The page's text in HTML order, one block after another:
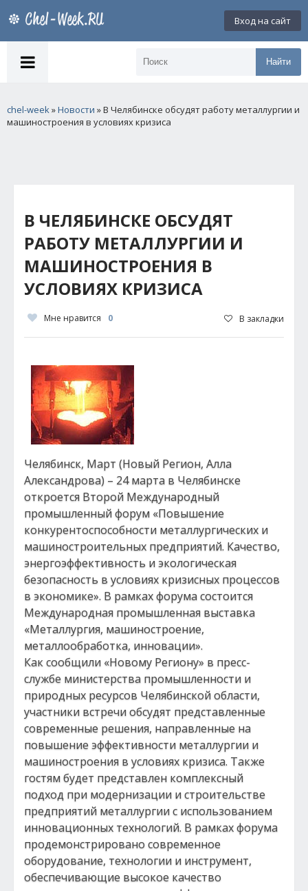
Вход на сайт
Найти
chel-week»Новости » В Челябинске обсудят работу металлургии и
машиностроения в условиях кризиса
В ЧЕЛЯБИНСКЕ ОБСУДЯТ
РАБОТУ МЕТАЛЛУРГИИ И
МАШИНОСТРОЕНИЯ В
УСЛОВИЯХ КРИЗИСА
Мне нравится 0 В закладки
Челябинск, Март (Новый Регион, Алла
Александрова) – 24 марта в Челябинске
откроется Второй Международный
промышленный форум «Повышение
конкурентоспособности металлургических и
машиностроительных предприятий. Качество,
энергоэффективность и экологическая
безопасность в условиях кризисных процессов
в экономике». В рамках форума состоится
Международная промышленная выставка
«Металлургия, машиностроение,
металлообработка, инновации».
Как сообщили «Новому Региону» в пресс-
службе министерства промышленности и
природных ресурсов Челябинской области,
участники встречи обсудят представленные
современные решения, направленные на
повышение эффективности металлургии и
машиностроения в условиях кризиса. Также
гостям будет представлен комплексный
подход при модернизации и строительстве
предприятий металлургии с использованием
инновационных технологий. В рамках форума
продемонстрировано современное
оборудование, технологии и инструмент,
обеспечивающие высокое качество